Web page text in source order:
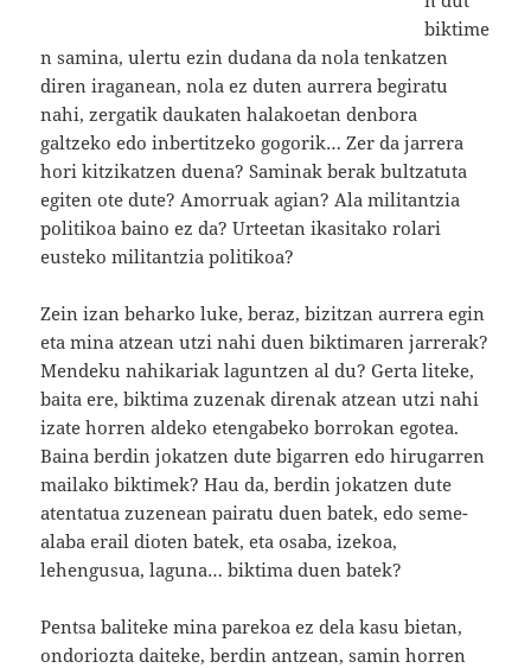
biktime
n samina, ulertu ezin dudana da nola tenkatzen
diren iraganean, nola ez duten aurrera begiratu
nahi, zergatik daukaten halakoetan denbora
galtzeko edo inbertitzeko gogorik… Zer da jarrera
hori kitzikatzen duena? Saminak berak bultzatuta
egiten ote dute? Amorruak agian? Ala militantzia
politikoa baino ez da? Urteetan ikasitako rolari
eusteko militantzia politikoa?
Zein izan beharko luke, beraz, bizitzan aurrera egin
eta mina atzean utzi nahi duen biktimaren jarrerak?
Mendeku nahikariak laguntzen al du? Gerta liteke,
baita ere, biktima zuzenak direnak atzean utzi nahi
izate horren aldeko etengabeko borrokan egotea.
Baina berdin jokatzen dute bigarren edo hirugarren
mailako biktimek? Hau da, berdin jokatzen dute
atentatua zuzenean pairatu duen batek, edo seme-
alaba erail dioten batek, eta osaba, izekoa,
lehengusua, laguna… biktima duen batek?
Pentsa baliteke mina parekoa ez dela kasu bietan,
ondoriozta daiteke, berdin antzean, samin horren